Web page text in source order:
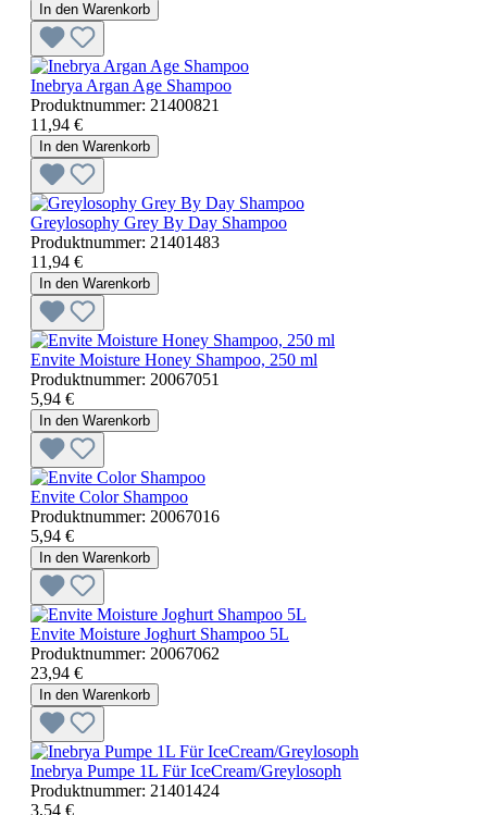
In den Warenkorb
Inebrya Argan Age Shampoo
Produktnummer: 21400821
11,94 €
In den Warenkorb
Greylosophy Grey By Day Shampoo
Produktnummer: 21401483
11,94 €
In den Warenkorb
Envite Moisture Honey Shampoo, 250 ml
Produktnummer: 20067051
5,94 €
In den Warenkorb
Envite Color Shampoo
Produktnummer: 20067016
5,94 €
In den Warenkorb
Envite Moisture Joghurt Shampoo 5L
Produktnummer: 20067062
23,94 €
In den Warenkorb
Inebrya Pumpe 1L Für IceCream/Greylosoph
Produktnummer: 21401424
3,54 €